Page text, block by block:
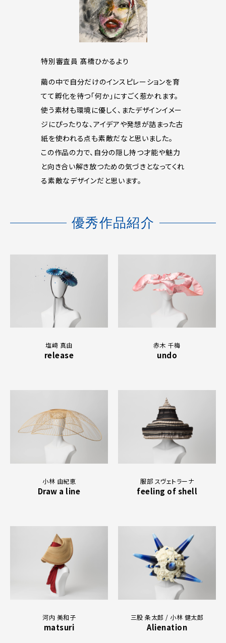
特別審査員 髙橋ひかるより
繭の中で自分だけのインスピレーションを育
てて孵化を待つ「何か」にすごく惹かれます。
使う素材も環境に優しく、またデザインイメー
ジにぴったりな、アイデアや発想が詰まった古
紙を使われる点も素敵だなと思いました。
この作品の力で、自分の隠し持つ才能や魅力
と向き合い解き放つための気づきとなってくれ
る素敵なデザインだと思います。
優秀作品紹介
塩﨑 真由
release
赤木 千梅
undo
小林 由紀恵
Draw a line
服部 スヴェトラーナ
feeling of shell
河内 美和子
matsuri
三股 条太郎 / 小林 健太郎
Alienation